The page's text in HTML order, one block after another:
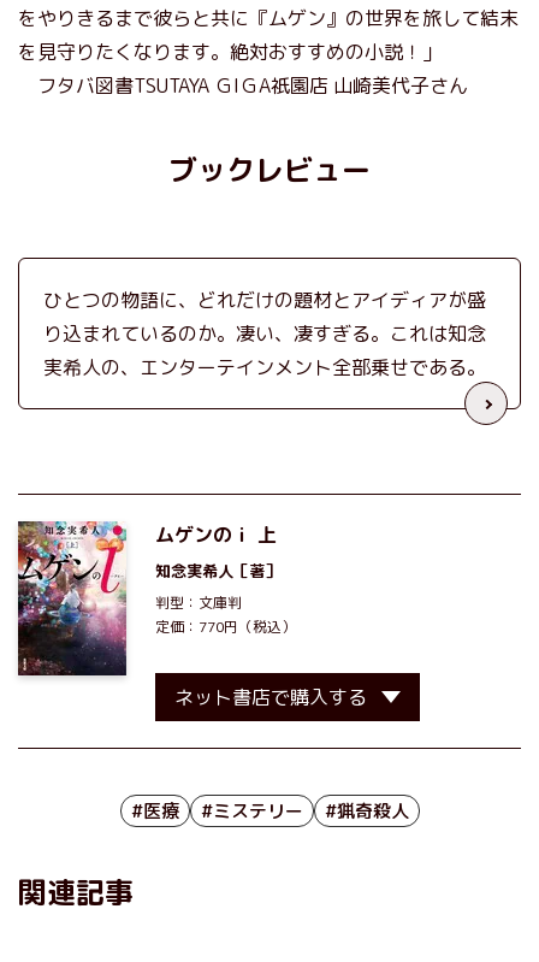
をやりきるまで彼らと共に『ムゲン』の世界を旅して結末
を見守りたくなります。絶対おすすめの小説！」
フタバ図書TSUTAYA ＧIＧA祇園店 山崎美代子さん
ブックレビュー
ひとつの物語に、どれだけの題材とアイディアが盛
り込まれているのか。凄い、凄すぎる。これは知念
実希人の、エンターテインメント全部乗せである。
ムゲンのｉ 上
知念実希人 ［著］
判型：文庫判
定価：770円（税込）
ネット書店で購入する
#医療 #ミステリー #猟奇殺人
関連記事